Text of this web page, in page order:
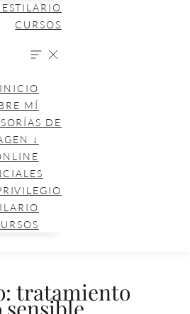
CURSOS
INICIO
MÍ
DE
↓
tratamiento
sensible